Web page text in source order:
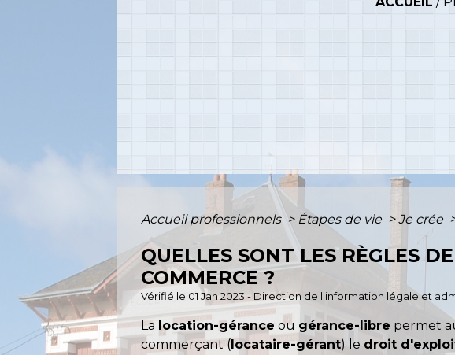
Accueil professionnels > Étapes de vie > Je crée
QUELLES SONT LES RÈGLES
COMMERCE ?
Vérifié le 01 Jan 2023 - Direction de l'information légale et
La location-gérance ou gérance-libre permet
commerçant (locataire-gérant) le droit